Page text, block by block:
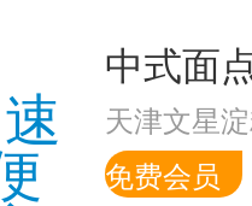
天津文星
免费会员